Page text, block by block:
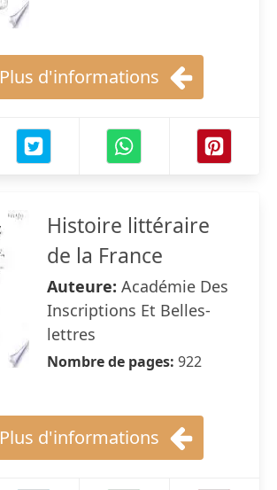
Plus d'informations
Histoire littéraire
de la France
Auteure: Académie Des
Inscriptions Et Belles-
lettres
Nombre de pages: 922
Plus d'informations